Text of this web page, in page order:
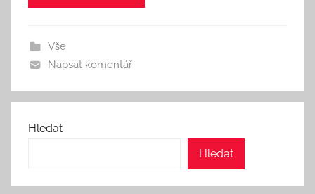
e
Vše
Napsat komentář
Hledat
Hledat